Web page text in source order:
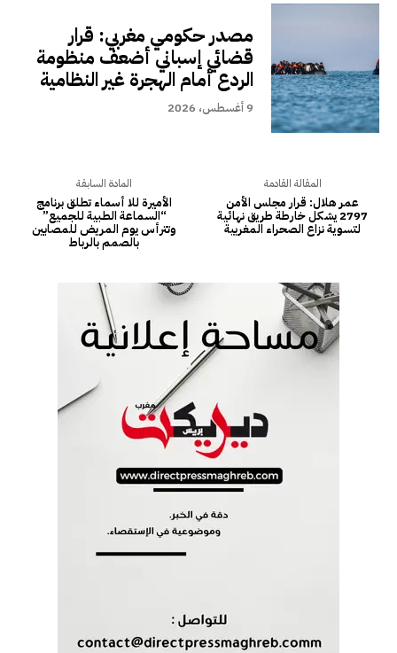
مصدر حكومي مغربي: قرار
قضائي إسباني أضعف منظومة
الردع أمام الهجرة غير النظامية
9 أغسطس، 2026
المادة السابقة
الأميرة للا أسماء تطلق برنامج
“السماعة الطبية للجميع”
وتترأس يوم المريض للمصابين
بالصمم بالرباط
المقالة القادمة
عمر هلال: قرار مجلس الأمن
2797 يشكل خارطة طريق نهائية
لتسوية نزاع الصحراء المغربية